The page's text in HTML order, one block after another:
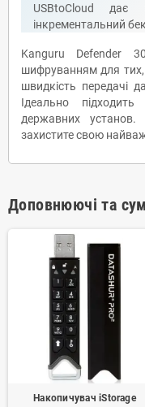
USBtoCloud
інкрементальний
Kanguru Defender
шифруванням для тих,
швидкість передачі
Ідеально
державних
захистите свою
Доповнюючі та
Накопичувач iStorage